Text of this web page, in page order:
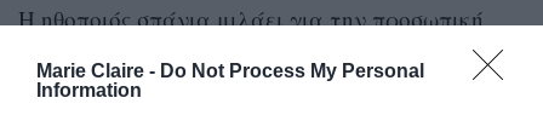
Marie Claire - Do Not Process My Personal
Information
Η ηθοποιός σπάνια μιλάει για την προσωπική
ζωή της, ωστόσο σε μια πρόσφατη συνέντευξή
της, ενόψει της νέας μίνι τηλεοπτικής σειράς